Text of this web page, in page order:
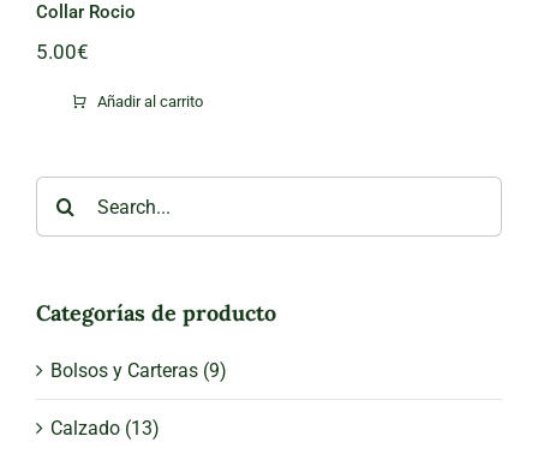
Collar Rocio
5.00€
Añadir al carrito
Categorías de producto
Bolsos y Carteras (9)
Calzado (13)